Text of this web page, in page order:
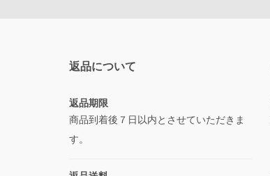
返品について
返品期限
商品到着後７日以内とさせていただきま
す。